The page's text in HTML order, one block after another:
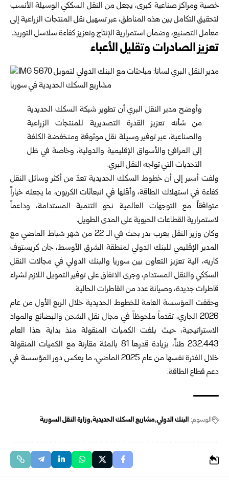
خصبة ومراكز صناعية كبرى، يجعل من النقل السككي الوسيلة الأنسب
لتحقيق التكامل بين هذه المناطق، عبر تسهيل نقل المنتجات الزراعية إلى
معامل التصنيع، وضمان استمرارية الإنتاج وتعزيز كفاءة سلاسل التوريد.
تعزيز الصادرات وتقليل الأعباء
وأوضح مدير النقل البري أن تطوير شبكة السكك الحديدية
من شأنه تعزيز القدرة التصديرية للمنتجات الزراعية
والصناعية، عبر توفير وسيلة نقل موثوقة ومنخفضة الكلفة
إلى المرافئ والأسواق الإقليمية والدولية، وخاصة في ظل
التحديات التي تواجه النقل البري.
ولفت أسبر إلى أن خطوط السكك الحديدية تعدّ من أكثر وسائل النقل
كفاءة في استهلاك الطاقة، وأقلها في انبعاثات الكربون، ما يجعله خياراً
متوافقاً مع التوجهات العالمية نحو التنمية المستدامة، وداعماً
لاستمرارية القطاعات الحيوية على المدى الطويل.
وكان وزير النقل يعرب بدر بحث في الـ 22 من شهر شباط الماضي مع
المدير الإقليمي للبنك الدولي لمنطقة الشرق الأوسط، جان كريستوف
كاريه، آلية تعزيز التعاون بين سوريا والبنك الدولي في مجالات النقل
السككي والنقل المستدام، وجرى الاتفاق على توفير التمويل اللازم لشراء
قاطرات جديدة، وصيانة عدد من القاطرات الحالية.
وحققت المؤسسة العامة للخطوط الحديدية خلال الربع الأول من عام
2026 الجاري، تقدماً ملحوظاً في مجال نقل الشحن والبضائع والمواد
الاستراتيجية، حيث بلغت الكميات المنقولة منذ بداية هذا العام
232.443 طناً، بزيادة قدرها 81 بالمئة مقارنة مع الكميات المنقولة
خلال الفترة نفسها من عام 2025 الماضي، ما يعكس دور المؤسسة في
دعم قطاع الطاقة.
الوسوم: البنك الدولي مشاريع السكك الحديدية وزارة النقل السورية